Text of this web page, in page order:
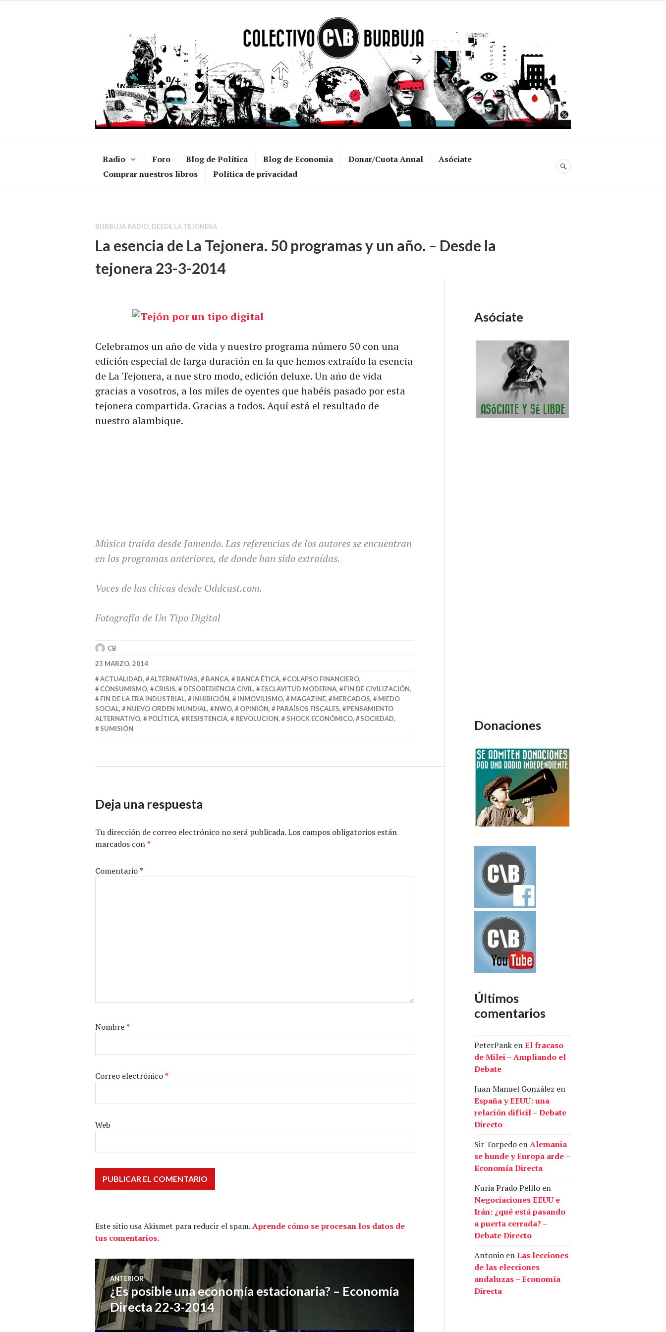
Radio Foro Blog de Política Blog de Economia Donar/Cuota Anual
Asóciate
Comprar nuestros libros
Política de privacidad
BUSCAR
BURBUJA RADIO, DESDE LA TEJONERA
La esencia de La Tejonera. 50 programas y un año. – Desde la
tejonera 23-3-2014
Celebramos un año de vida y nuestro programa número 50 con una
edición especial de larga duración en la que hemos extraído la esencia
de La Tejonera, a nue stro modo, edición deluxe. Un año de vida
gracias a vosotros, a los miles de oyentes que habéis pasado por esta
tejonera compartida. Gracias a todos. Aquí está el resultado de
nuestro alambique.
Música traída desde Jamendo. Las referencias de los autores se encuentran
en los programas anteriores, de donde han sido extraídas.
Voces de las chicas desde Oddcast.com.
Fotografía de Un Tipo Digital
CB
23 MARZO, 2014
ACTUALIDAD, ALTERNATIVAS, BANCA, BANCA ÉTICA, COLAPSO FINANCIERO,
CONSUMISMO, CRISIS, DESOBEDIENCIA CIVIL, ESCLAVITUD MODERNA, FIN DE CIVILIZACIÓN,
FIN DE LA ERA INDUSTRIAL, INHIBICIÓN, INMOVILISMO, MAGAZINE, MERCADOS,
MIEDO
SOCIAL, NUEVO ORDEN MUNDIAL, NWO, OPINIÓN, PARAÍSOS FISCALES,
PENSAMIENTO
ALTERNATIVO, POLÍTICA, RESISTENCIA, REVOLUCION, SHOCK ECONÓMICO, SOCIEDAD,
SUMISIÓN
Deja una respuesta
Tu dirección de correo electrónico no será publicada.Los campos obligatorios están
marcados con*
Comentario*
Nombre*
Correo electrónico*
Web
Este sitio usa Akismet para reducir el spam.Aprende cómo se procesan los datos de
tus comentarios.
Navegación
de
ANTERIOR
Entrada
anterior:
¿Es posible una economía estacionaria? – Economía
Directa 22-3-2014
Asóciate
Donaciones
Últimos
comentarios
PeterPank enEl fracaso
de Milei – Ampliando el
Debate
Juan Manuel González en
España y EEUU: una
relación difícil – Debate
Directo
Sir Torpedo enAlemania
se hunde y Europa arde –
Economía Directa
Nuria Prado Pelllo en
Negociaciones EEUU e
Irán: ¿qué está pasando
a puerta cerrada? –
Debate Directo
Antonio enLas lecciones
de las elecciones
andaluzas – Economía
Directa